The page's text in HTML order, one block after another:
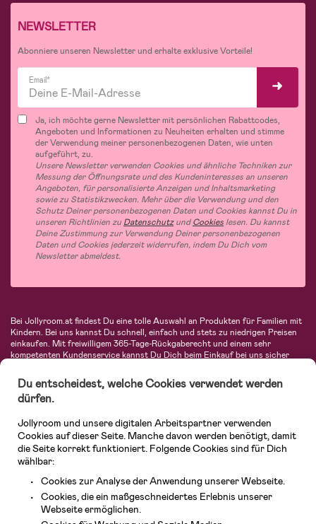
NEWSLETTER
Abonniere unseren Newsletter und erhalte exklusive Vorteile!
Email*
Ja, ich möchte gerne Newsletter mit persönlichen Rabattcodes,
Angeboten und Informationen zu Neuheiten erhalten und stimme
der Verwendung meiner personenbezogenen Daten, wie unten
aufgeführt, zu.
Unsere Newsletter verwenden Cookies und ähnliche Techniken zur
Messung der Öffnungsrate und des Kundeninteresses an unseren
Angeboten, für personalisierte Anzeigen und Inhaltsmarketing
sowie zu Statistikzwecken. Mehr über die Verwendung und den
Schutz Deiner personenbezogenen Daten und Cookies kannst Du in
unseren Richtlinien zu DatenschutzundCookies lesen. Du kannst
Deine Zustimmung zur Verwendung Deiner personenbezogenen
Daten und Cookies jederzeit widerrufen, indem Du Dich vom
Newsletter abmeldest.
Bei Jollyroom.at findest Du eine tolle Auswahl an Produkten für Familien mit
Kindern. Bei uns kannst Du schnell, einfach und stets zu niedrigen Preisen
einkaufen. Mit freiwilligem 365-Tage-Rückgaberecht und einem sehr
kompetenten Kundenservice kannst Du Dich beim Einkauf bei uns sicher
Autositze, Kinder- und Babymode, Produkte für Mütter und eine Menge
fantastischer Einrichtungsgegenstände, Spielsachen, Babyprodukte und
vieles mehr. Wir haben Produkte von bekannten Herstellern wie Britax, Maxi-
Avent, Jack Wolfskin, Cybex, LEGO und vielen mehr. Schau Dich um in
unserem vielfältigen Onlineshop für Kinder & Babys. Willkommen!
Du entscheidest, welche Cookies verwendet werden
dürfen.
Jollyroom und unsere digitalen Arbeitspartner verwenden
Cookies auf dieser Seite. Manche davon werden benötigt, damit
die Seite korrekt funktioniert. Folgende Cookies sind für Dich
wählbar:
Cookies zur Analyse der Anwendung unserer Webseite.
Cookies, die ein maßgeschneidertes Erlebnis unserer
Webseite ermöglichen.